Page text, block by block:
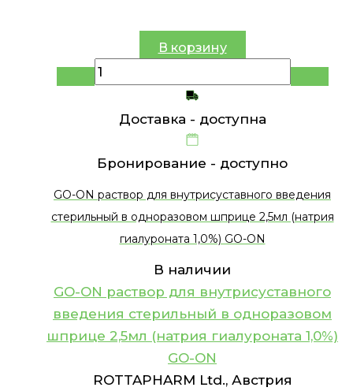
В корзину
Доставка - доступна
Бронирование - доступно
GO-ON раствор для внутрисуставного введения
стерильный в одноразовом шприце 2,5мл (натрия
гиалуроната 1,0%) GO-ON
В наличии
GO-ON раствор для внутрисуставного
введения стерильный в одноразовом
шприце 2,5мл (натрия гиалуроната 1,0%)
GO-ON
ROTTAPHARM Ltd., Австрия